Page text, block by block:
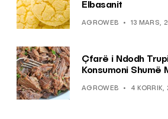
Elbasanit
AGROWEB 13 MARS,
Çfarë i Ndodh
Konsumoni Shumë
AGROWEB 4 KORRIK,